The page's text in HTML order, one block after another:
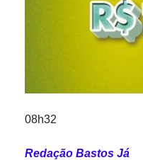
08h32
Redação Bastos Já